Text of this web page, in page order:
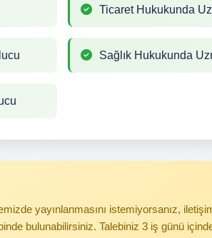
Ticaret Hukukunda
Sağlık Hukukunda
yayınlanmasını istemiyorsanız,
bulunabilirsiniz. Talebiniz 3 iş günü